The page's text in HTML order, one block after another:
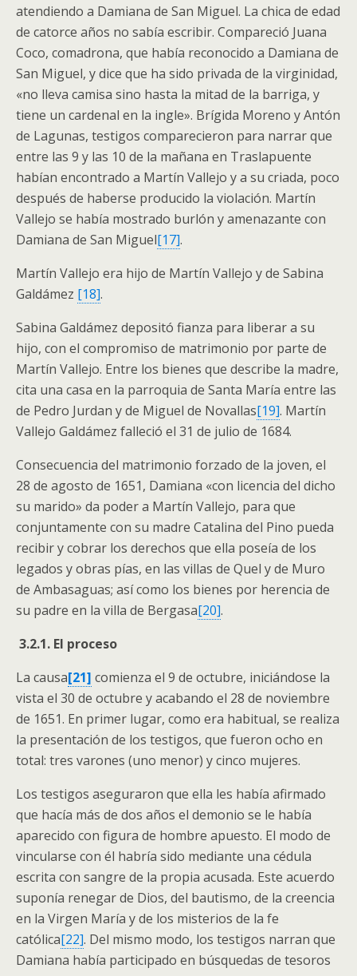
atendiendo a Damiana de San Miguel. La chica de edad
de catorce años no sabía escribir. Compareció Juana
Coco, comadrona, que había reconocido a Damiana de
San Miguel, y dice que ha sido privada de la virginidad,
«no lleva camisa sino hasta la mitad de la barriga, y
tiene un cardenal en la ingle». Brígida Moreno y Antón
de Lagunas, testigos comparecieron para narrar que
entre las 9 y las 10 de la mañana en Traslapuente
habían encontrado a Martín Vallejo y a su criada, poco
después de haberse producido la violación. Martín
Vallejo se había mostrado burlón y amenazante con
Damiana de San Miguel[17].
Martín Vallejo era hijo de Martín Vallejo y de Sabina
Galdámez [18].
Sabina Galdámez depositó fianza para liberar a su
hijo, con el compromiso de matrimonio por parte de
Martín Vallejo. Entre los bienes que describe la madre,
cita una casa en la parroquia de Santa María entre las
de Pedro Jurdan y de Miguel de Novallas[19]. Martín
Vallejo Galdámez falleció el 31 de julio de 1684.
Consecuencia del matrimonio forzado de la joven, el
28 de agosto de 1651, Damiana «con licencia del dicho
su marido» da poder a Martín Vallejo, para que
conjuntamente con su madre Catalina del Pino pueda
recibir y cobrar los derechos que ella poseía de los
legados y obras pías, en las villas de Quel y de Muro
de Ambasaguas; así como los bienes por herencia de
su padre en la villa de Bergasa[20].
3.2.1. El proceso
La causa[21] comienza el 9 de octubre, iniciándose la
vista el 30 de octubre y acabando el 28 de noviembre
de 1651. En primer lugar, como era habitual, se realiza
la presentación de los testigos, que fueron ocho en
total: tres varones (uno menor) y cinco mujeres.
Los testigos aseguraron que ella les había afirmado
que hacía más de dos años el demonio se le había
aparecido con figura de hombre apuesto. El modo de
vincularse con él habría sido mediante una cédula
escrita con sangre de la propia acusada. Este acuerdo
suponía renegar de Dios, del bautismo, de la creencia
en la Virgen María y de los misterios de la fe
católica[22]. Del mismo modo, los testigos narran que
Damiana había participado en búsquedas de tesoros